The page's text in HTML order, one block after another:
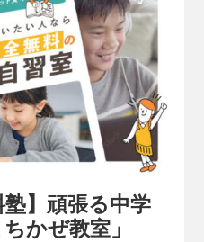
塾】頑張る中学
かぜ教室」